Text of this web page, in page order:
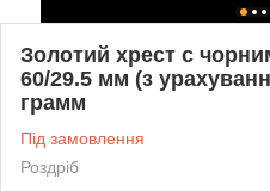
Золотий хрест с
60/29.5 мм (з
грамм
Під замовлення
Роздріб